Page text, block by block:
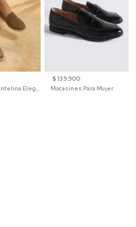
$ 139.900
Mocasines Para Mujer